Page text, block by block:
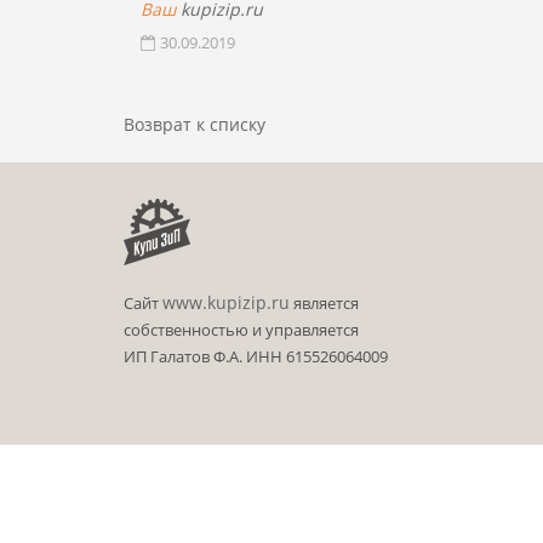
Ваш kupizip.ru
30.09.2019
Возврат к списку
Сайтwww.kupizip.ru является
собственностью и управляется
ИП Галатов Ф.А. ИНН 615526064009